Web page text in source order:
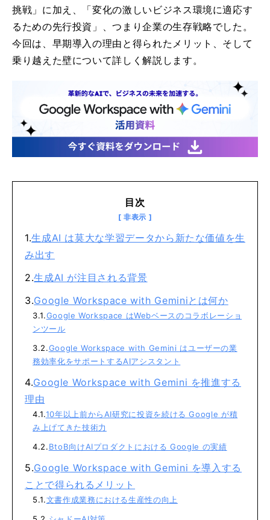
挑戦」に加え、「変化の激しいビジネス環境に適応す
るための先行投資」、つまり企業の生存戦略でした。
今回は、早期導入の理由と得られたメリット、そして
乗り越えた壁について詳しく解説します。
目次
生成AI は莫大な学習データから新たな価値を生
み出す
生成AI が注目される背景
Google Workspace with Geminiとは何か
Google Workspace はWebベースのコラボレーショ
ンツール
Google Workspace with Gemini はユーザーの業
務効率化をサポートするAIアシスタント
Google Workspace with Gemini を推進する
理由
10年以上前からAI研究に投資を続ける Google が積
み上げてきた技術力
BtoB向けAIプロダクトにおける Google の実績
Google Workspace with Gemini を導入する
ことで得られるメリット
文書作成業務における生産性の向上